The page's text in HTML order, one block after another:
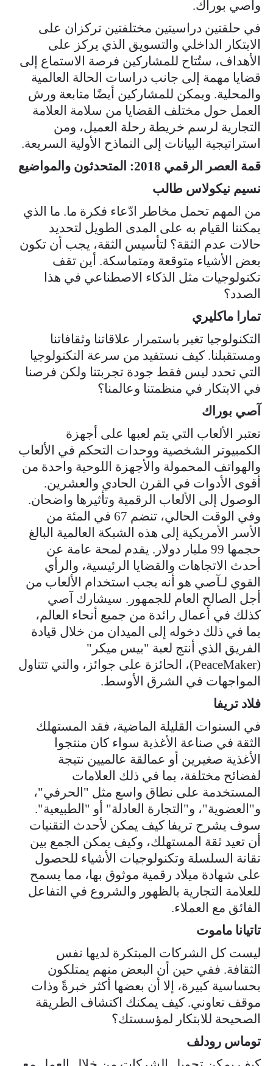
وآصي بوراك.
في حلقتين دراسيتين مختلفتين تركزان على
الابتكار الداخلي والتسويق الذي يركز على
الأهداف، ستُتاح للمشاركين فرصة الاستماع إلى
قضايا مهمة إلى جانب دراسات الحالة العالمية
والمحلية. ويمكن للمشاركين أيضًا متابعة ورش
العمل حول مختلف القضايا من سلامة العلامة
التجارية لرسم خريطة رحلة العميل، ومن
استراتيجية البيانات إلى النماذح الأولية السريعة.
قمة العصر الرقمي 2018: المتحدثون والمواضيع
نسيم نيكولاس طالب
من المهم تحمل مخاطر ادّعاء فكرة ما. ما الذي
يمكننا القيام به على المدى الطويل لتحديد
حالات عدم الثقة؟ لتأسيس الثقة، يجب أن تكون
بعض الأشياء متوقعة ومتماسكة. أين تقف
تكنولوجيات مثل الذكاء الاصطناعي في هذا
الصدد؟
تمارا ماكليري
التكنولوجيا تغير باستمرار علاقاتنا وثقافاتنا
ومستقبلنا. كيف نستفيد من سرعة التكنولوجيا
التي تحدد ليس فقط جودة تجربتنا ولكن فرصنا
في الابتكار في منظمتنا وعالمنا؟
آصي بوراك
تعتبر الألعاب التي يتم لعبها على أجهزة
الكمبيوتر الشخصية ووحدات التحكم في الألعاب
والهواتف المحمولة والأجهزة اللوحية واحدة من
أقوى الأدوات في القرن الحادي والعشرين.
الوصول إلى الألعاب الرقمية وتأثيرها واضحان.
وفي الوقت الحالي، تنضم 67 في المئة من
الأسر الأمريكية إلى هذه الشبكة العالمية البالغ
حجمها 99 مليار دولار. يقدم لمحة عامة عن
أحدث الاتجاهات والقضايا الرئيسية، والرأي
القوي لـآصي هو أنه يجب استخدام الألعاب من
أجل الصالح العام للجمهور. سيشارك آصي
كذلك في أعمال رائدة من جميع أنحاء العالم،
بما في ذلك دخوله إلى الميدان من خلال قيادة
الفريق الذي أنتج لعبة "بيس ميكر"
(PeaceMaker)، الحائزة على جوائز، والتي تتناول
المواجهات في الشرق الأوسط.
فلاد تريفا
في السنوات القليلة الماضية، فقد المستهلك
الثقة في صناعة الأغذية سواء كان منتجوا
الأغذية صغيرين أو عمالقة عالميين نتيجة
لفضائح مختلفة، بما في ذلك العلامات
المستخدمة على نطاق واسع مثل "الحرفي"،
و"العضوية"، و"التجارة العادلة" أو "الطبيعية".
سوف يشرح تريفا كيف يمكن لأحدث التقنيات
أن تعيد ثقة المستهلك، وكيف يمكن الجمع بين
تقانة السلسلة وتكنولوجيات الأشياء للحصول
على شهادة ميلاد رقمية موثوق بها، مما يسمح
للعلامة التجارية بالظهور والشروع في التفاعل
الفائق مع العملاء.
تاتيانا ماموت
ليست كل الشركات المبتكرة لديها نفس
الثقافة. ففي حين أن البعض منهم يمتلكون
بحساسية كبيرة، إلا أن بعضها أكثر خبرةً وذات
موقف تعاوني. كيف يمكنك اكتشاف الطريقة
الصحيحة للابتكار لمؤسستك؟
توماس رودلف